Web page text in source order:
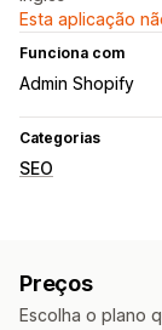
Esta aplicação
Funciona com
Admin Shopify
Categorias
SEO
Geração por IA
Otimização de
Preços
Escolha o plano